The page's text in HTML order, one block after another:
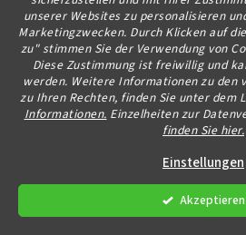
unserer Websites zu personalisieren
Marketingzwecken. Durch Klicken auf
zu" stimmen Sie der Verwendung von
Diese Zustimmung ist freiwillig und
werden. Weitere Informationen zu den
zu Ihren Rechten, finden Sie unter dem
Informationen. Einzelheiten zur
finden Sie hier.
Einstellungen
Akzeptieren
info@diagstore.at
Erstellt von
Copyright 2026diagstore.at. Alle